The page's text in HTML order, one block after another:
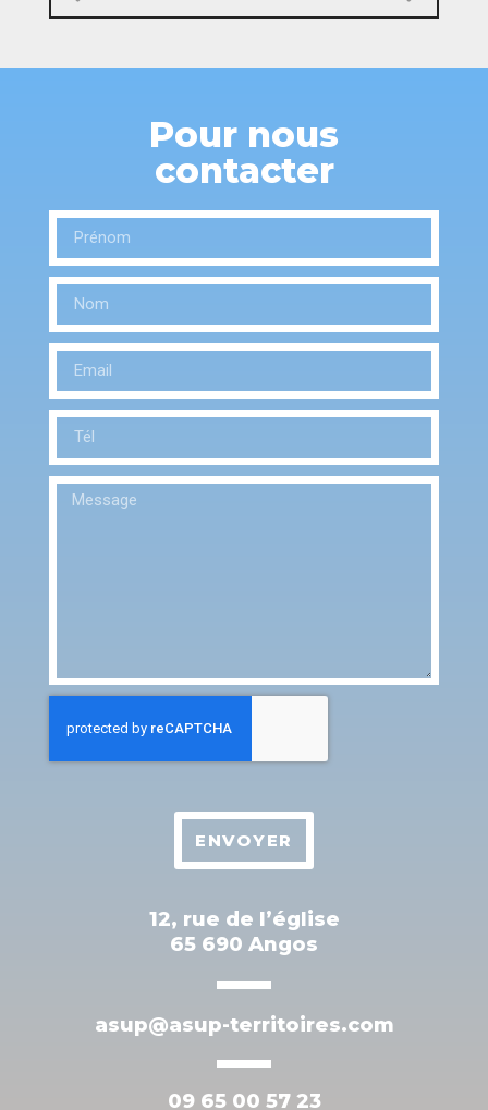
Pour nous
contacter
ENVOYER
12, rue de l’église
65 690 Angos
asup@asup-territoires.com
09 65 00 57 23